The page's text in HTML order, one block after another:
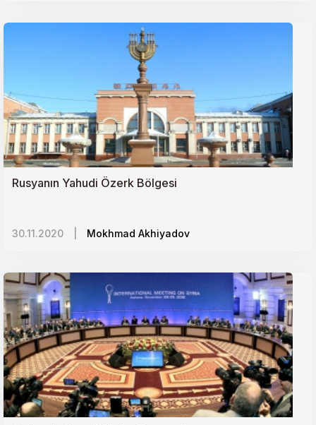
Rusyanın Yahudi Özerk Bölgesi
30.11.2020 Mokhmad Akhiyadov